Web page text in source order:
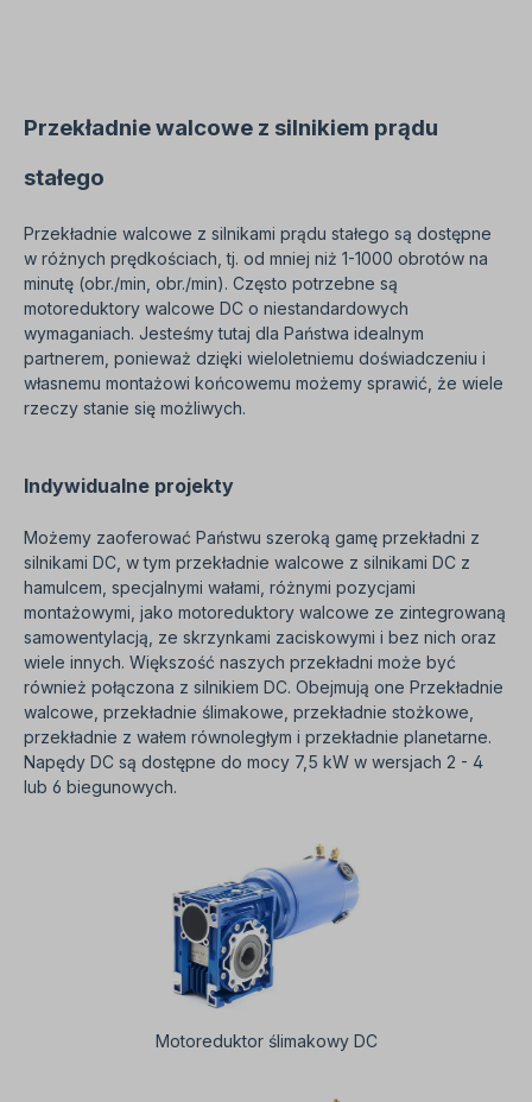
Przekładnie walcowe z silnikiem prądu
stałego
Przekładnie walcowe z silnikami prądu stałego są dostępne
w różnych prędkościach, tj. od mniej niż 1-1000 obrotów na
minutę (obr./min, obr./min). Często potrzebne są
motoreduktory walcowe DC o niestandardowych
wymaganiach. Jesteśmy tutaj dla Państwa idealnym
partnerem, ponieważ dzięki wieloletniemu doświadczeniu i
własnemu montażowi końcowemu możemy sprawić, że wiele
rzeczy stanie się możliwych.
Indywidualne projekty
Możemy zaoferować Państwu szeroką gamę przekładni z
silnikami DC, w tym przekładnie walcowe z silnikami DC z
hamulcem, specjalnymi wałami, różnymi pozycjami
montażowymi, jako motoreduktory walcowe ze zintegrowaną
samowentylacją, ze skrzynkami zaciskowymi i bez nich oraz
wiele innych. Większość naszych przekładni może być
również połączona z silnikiem DC. Obejmują one Przekładnie
walcowe, przekładnie ślimakowe, przekładnie stożkowe,
przekładnie z wałem równoległym i przekładnie planetarne.
Napędy DC są dostępne do mocy 7,5 kW w wersjach 2 - 4
lub 6 biegunowych.
Motoreduktor ślimakowy DC